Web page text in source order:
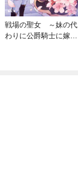
戦場の聖女 ～妹の代
わりに公爵騎士に嫁ぐ